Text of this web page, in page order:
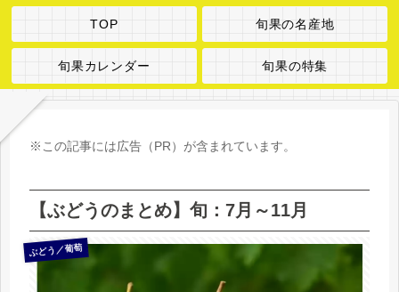
TOP 旬果の名産地
旬果カレンダー 旬果の特集
※この記事には広告（PR）が含まれています。
【ぶどうのまとめ】旬：7月～11月
ぶどう／葡萄